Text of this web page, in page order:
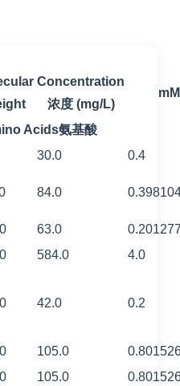
Concentration
浓度 (mg/L)
mM
Acids氨基酸
30.0
0.4
84.0
63.0
584.0
4.0
42.0 0.2
105.0
105.0